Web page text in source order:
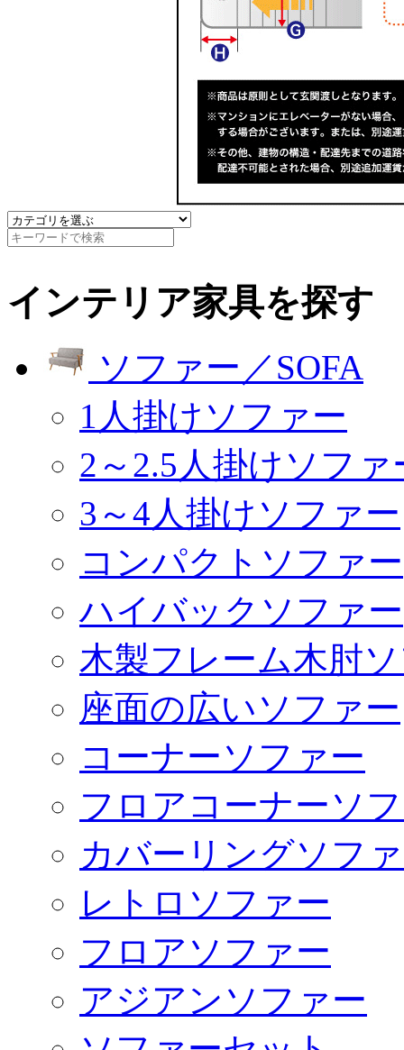
インテリア家具を探す
ソファー／SOFA
1人掛けソファー
2～2.5人掛けソファ
3～4人掛けソファー
コンパクトソファー
ハイバックソファー
木製フレーム木肘
座面の広いソファー
コーナーソファー
フロアコーナーソ
カバーリングソフ
レトロソファー
フロアソファー
アジアンソファー